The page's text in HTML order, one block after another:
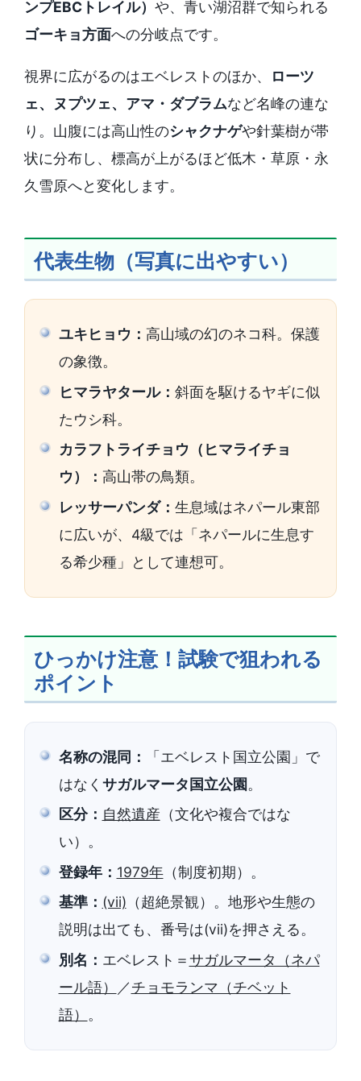
ンプEBCトレイル） や、青い湖沼群で知られる
ゴーキョ方面への分岐点です。
視界に広がるのはエベレストのほか、
ローツ
ェ、ヌプツェ、アマ・ダブラムなど名峰の連な
り。山腹には高山性のシャクナゲや針葉樹が帯
状に分布し、標高が上がるほど低木・草原・永
久雪原へと変化します。
代表生物（写真に出やすい）
ユキヒョウ： 高山域の幻のネコ科。保護
の象徴。
ヒマラヤタール： 斜面を駆けるヤギに似
たウシ科。
カラフトライチョウ（ヒマライチョ
ウ）： 高山帯の鳥類。
レッサーパンダ： 生息域はネパール東部
に広いが、4級では「ネパールに生息す
る希少種」として連想可。
ひっかけ注意！試験で狙われる
ポイント
名称の混同：
「エベレスト国立公園」で
はなく サガルマータ国立公園。
区分： 自然遺産 （文化や複合ではな
い）。
登録年： 1979年（制度初期）。
基準： (vii) （超絶景観）。地形や生態の
説明は出ても、番号は(vii)を押さえる。
別名： エベレスト＝サガルマータ（ネパ
ール語）
／チョモランマ（チベット
語）
。